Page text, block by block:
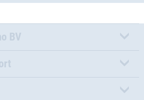
BV